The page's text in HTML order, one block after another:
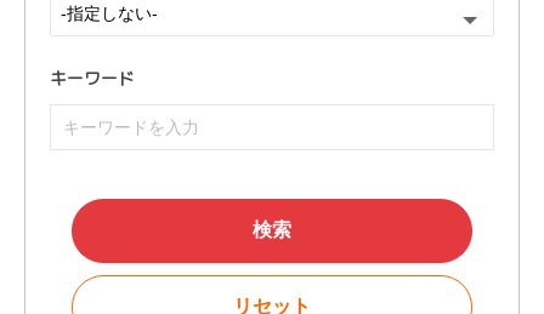
キーワード